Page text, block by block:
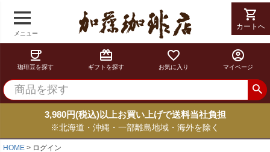
メニュー
shopping_cart
カートへ
coffee
珈琲豆を探す
card_giftcard
ギフトを探す
favorite_border
お気に入り
account_circle
マイページ
3,980円(税込)以上お買い上げで送料当社負担
※北海道・沖縄・一部離島地域・海外を除く
HOME ログイン